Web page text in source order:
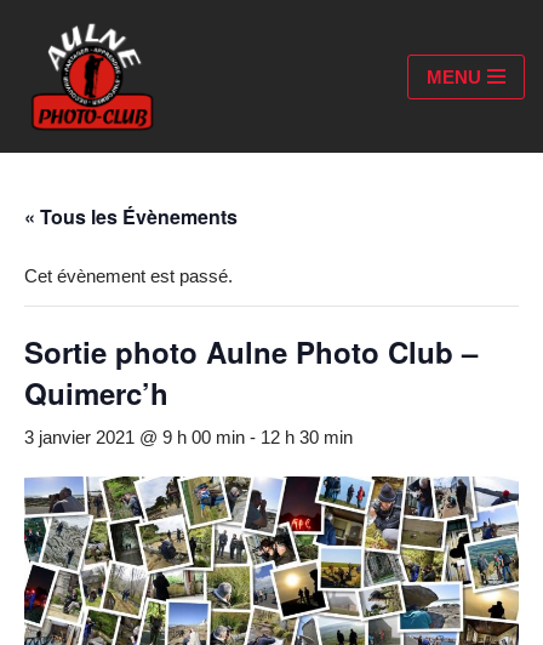
Aller
au
contenu
MENU
« Tous les Évènements
Cet évènement est passé.
Sortie photo Aulne Photo Club –
Quimerc’h
3 janvier 2021 @ 9 h 00 min - 12 h 30 min